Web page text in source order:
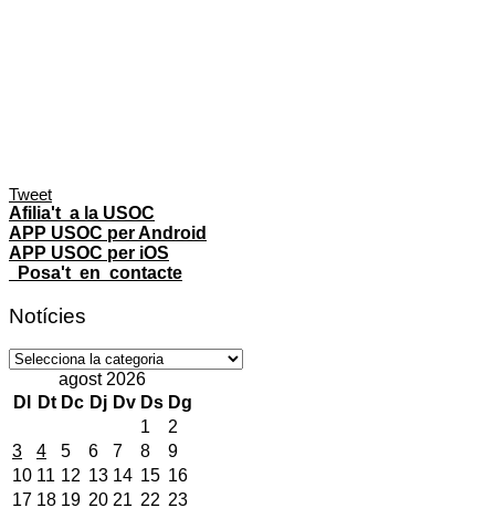
Tweet
Afilia't a la USOC
APP USOC per Android
APP USOC per iOS
Posa't en contacte
Notícies
Notícies
agost 2026
Dl
Dt Dc Dj Dv Ds Dg
1
2
3
4 5 6 7 8
9
10 11 12 13 14 15 16
17 18 19 20 21 22 23